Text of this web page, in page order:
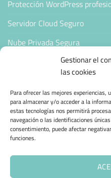
Gestionar el
las cookies
Para ofrecer las mejores
para almacenar y/o acceder a la
estas tecnologías nos permitirá
navegación o las identificaciones
consentimiento, puede afectar
funciones.
Protección WordPress
Servidor Cloud Seguro
Nube Privada Segura
CONFIANZA &
Sello de Confianza
Empresas Verificadas +100
Migración desde otro proveedor
Hosting ecológico + IA